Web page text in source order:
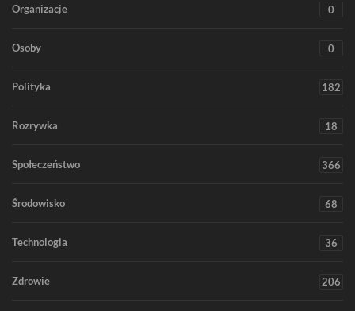
Organizacje 0
Osoby 0
Polityka 182
Rozrywka 18
Społeczeństwo 366
Środowisko 68
Technologia 36
Zdrowie 206